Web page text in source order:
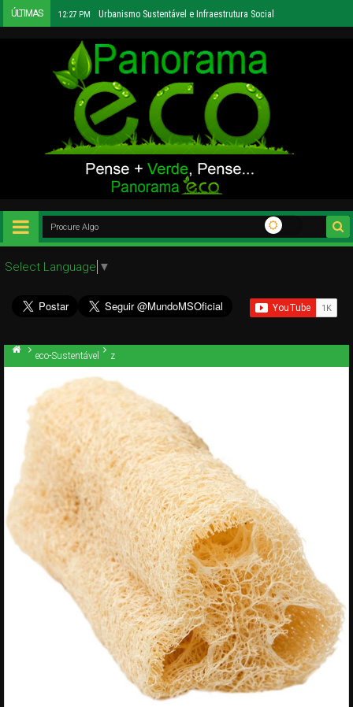
ÚLTIMAS 9:29 AM Educação Urbana para a Consciência Ambiental
Select Language ▼
eco-Sustentável z